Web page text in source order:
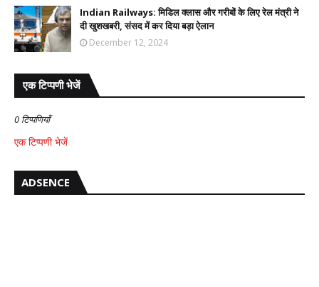
Indian Railways: मिडिल क्लास और गरीबों के लिए रेल मंत्री ने
दी खुशखबरी, संसद में कर दिया बड़ा ऐलान
December 12, 2024
एक टिप्पणी भेजें
0 टिप्पणियाँ
एक टिप्पणी भेजें
ADSENCE